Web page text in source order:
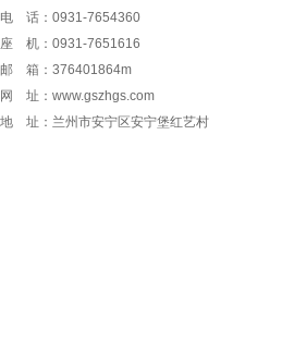
电 话：0931-7654360
座 机：0931-7651616
邮 箱：376401864m
网 址：www.gszhgs.com
地 址：兰州市安宁区安宁堡红艺村